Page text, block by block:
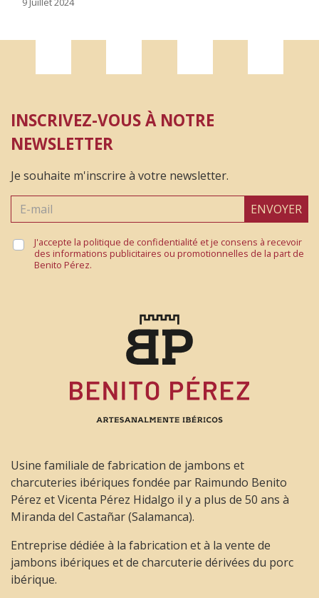
21 Décembre 2023
jamón y no me ha defraudado, está riquísimo como
todo lo que tienen.
Luis Miguel
25 Novembre 2022
María Nieves De la Rosa de los Reyes
17 Novembre 2022
Jamón de bellota 50%raza ibérica selección, nos ha
Antonio
17 Novembre 2021
Mi primer pedido y espero que no sea el último. El
trato y la atención, perfecta. El producto, de
momento, cumple las expectativas. En su punto de
sal, sabor y aroma exquisitos y curación conforme
INSCRIVEZ-VOUS À NOTRE
NEWSLETTER
Je souhaite m'inscrire à votre newsletter.
ENVOYER
J'accepte la politique de confidentialité et je consens à recevoir
des informations publicitaires ou promotionnelles de la part de
Benito Pérez.
Usine familiale de fabrication de jambons et
charcuteries ibériques fondée par Raimundo Benito
Pérez et Vicenta Pérez Hidalgo il y a plus de 50 ans à
Miranda del Castañar (Salamanca).
Entreprise dédiée à la fabrication et à la vente de
jambons ibériques et de charcuterie dérivées du porc
ibérique.